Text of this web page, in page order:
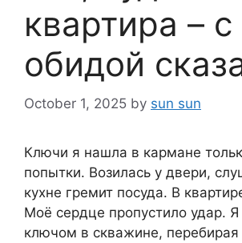
квартира – с
обидой
October 1, 2025 by sun sun
Ключи я нашла в кармане
попытки. Возилась у двери,
кухне гремит посуда. В
Моё сердце пропустило удар.
ключом в скважине, перебирая